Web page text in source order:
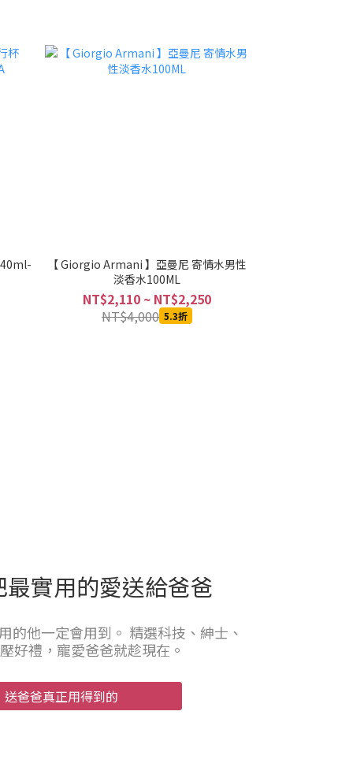
【 Giorgio Armani 】亞曼尼 寄情水男性
淡香水100ML
NT$2,110 ~ NT$2,250
NT$4,000 5.3折
實用的愛送給爸爸
的他一定會用到。 精選科技、紳士、
好禮，寵愛爸爸就趁現在。
送爸爸真正用得到的